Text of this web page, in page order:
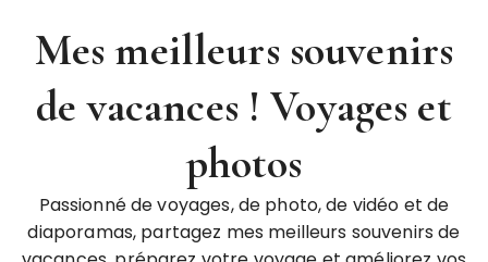
Mes meilleurs souvenirs
de vacances ! Voyages et
photos
Passionné de voyages, de photo, de vidéo et de
diaporamas, partagez mes meilleurs souvenirs de